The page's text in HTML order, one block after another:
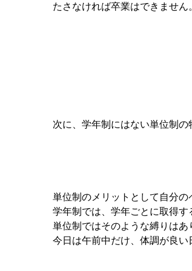
たさなければ卒業はできません
次に、学年制にはない単位制の
単位制のメリットとして自分の
学年制では、学年ごとに取得す
単位制ではそのような縛りはあ
今日は午前中だけ、体調が良い